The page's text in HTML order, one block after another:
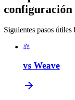
configuración
Siguientes pasos útiles
⚖️
vs Weave